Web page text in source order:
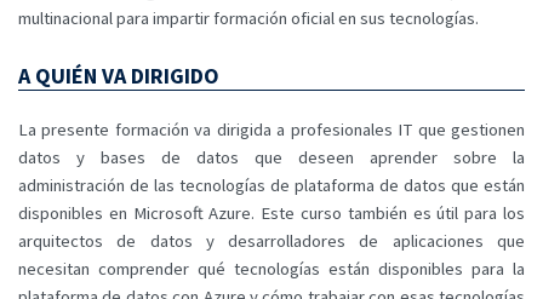
multinacional para impartir formación oficial en sus tecnologías.
A QUIÉN VA DIRIGIDO
La presente formación va dirigida a profesionales IT que gestionen
datos y bases de datos que deseen aprender sobre la
administración de las tecnologías de plataforma de datos que están
disponibles en Microsoft Azure. Este curso también es útil para los
arquitectos de datos y desarrolladores de aplicaciones que
necesitan comprender qué tecnologías están disponibles para la